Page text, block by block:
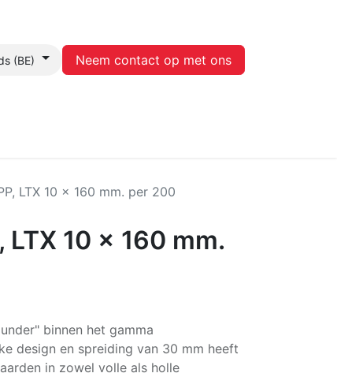
(BE) Neem contact op met ons
LTX 10 x 160 mm. per 200
LTX 10 x 160 mm.
binnen het gamma
design en spreiding van 30 mm heeft
in zowel volle als holle